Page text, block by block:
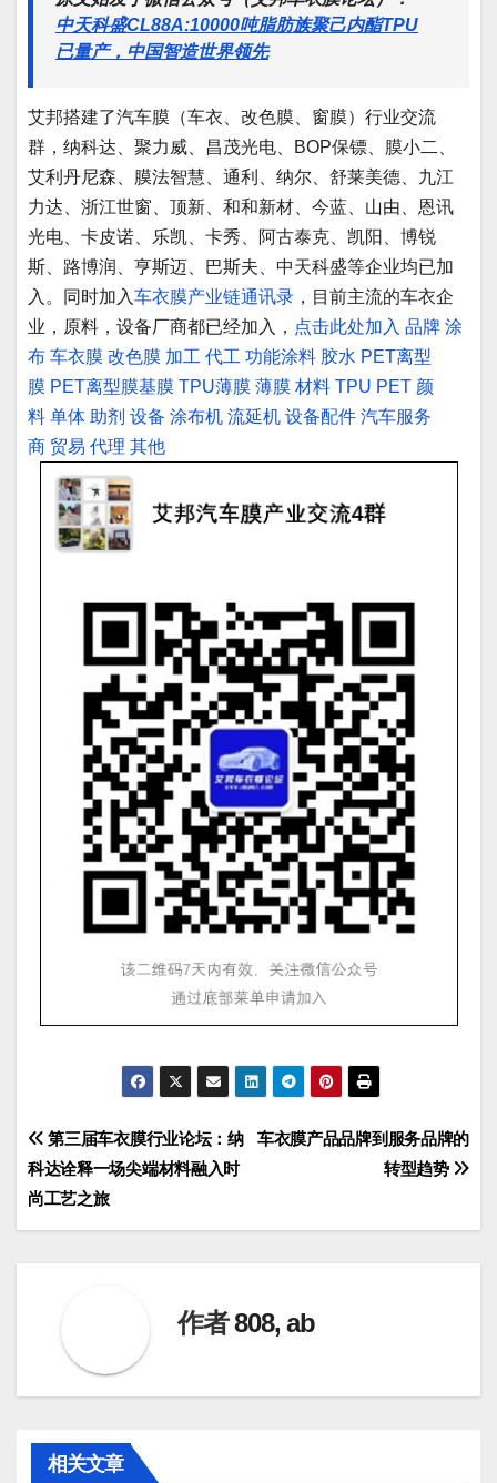
中天科盛CL88A:10000吨脂肪族聚己内酯TPU
已量产，中国智造世界领先
艾邦搭建了汽车膜（车衣、改色膜、窗膜）行业交流
群，纳科达、聚力威、昌茂光电、BOP保镖、膜小二、
艾利丹尼森、膜法智慧、通利、纳尔、舒莱美德、九江
力达、浙江世窗、顶新、和和新材、今蓝、山由、恩讯
光电、卡皮诺、乐凯、卡秀、阿古泰克、凯阳、博锐
斯、路博润、亨斯迈、巴斯夫、中天科盛等企业均已加
入。同时加入车衣膜产业链通讯录 ，目前主流的车衣企
业，原料，设备厂商都已经加入， 点击此处加入 品牌 涂
布 车衣膜 改色膜 加工 代工 功能涂料 胶水 PET离型
膜 PET离型膜基膜 TPU薄膜 薄膜 材料 TPU PET 颜
料 单体 助剂 设备 涂布机 流延机 设备配件 汽车服务
商 贸易 代理 其他
文
章
导
车衣膜产品品牌到服务品牌的
转型趋势
第三届车衣膜行业论坛：纳
科达诠释一场尖端材料融入时
尚工艺之旅
作者808, ab
相关文章